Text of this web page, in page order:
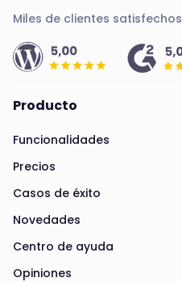
Miles de clientes satisfechos
Producto
Funcionalidades
Precios
Casos de éxito
Novedades
Centro de ayuda
Opiniones